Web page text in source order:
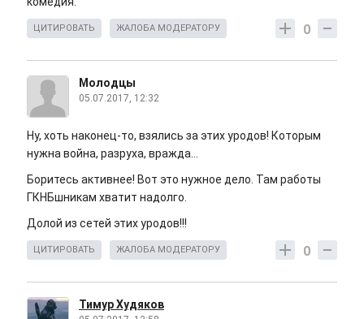
0
ЦИТИРОВАТЬ ЖАЛОБА МОДЕРАТОРУ
Молодцы
05.07.2017, 12:32
Ну, хоть наконец-то, взялись за этих уродов! Которым
нужна война, разруха, вражда...
Боритесь активнее! Вот это нужное дело. Там работы
ГКНБшникам хватит надолго.
Долой из сетей этих уродов!!!
0
ЦИТИРОВАТЬ ЖАЛОБА МОДЕРАТОРУ
Тимур Худяков